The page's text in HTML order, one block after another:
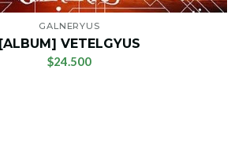
GALNERYUS
[ALBUM] VETELGYUS
$24.500